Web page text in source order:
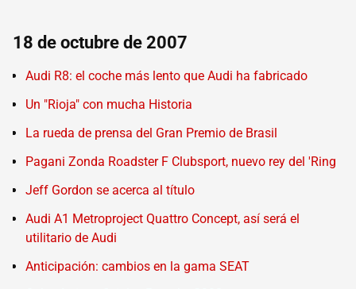
18 de octubre de 2007
Audi R8: el coche más lento que Audi ha fabricado
Un "Rioja" con mucha Historia
La rueda de prensa del Gran Premio de Brasil
Pagani Zonda Roadster F Clubsport, nuevo rey del 'Ring
Jeff Gordon se acerca al título
Audi A1 Metroproject Quattro Concept, así será el
utilitario de Audi
Anticipación: cambios en la gama SEAT